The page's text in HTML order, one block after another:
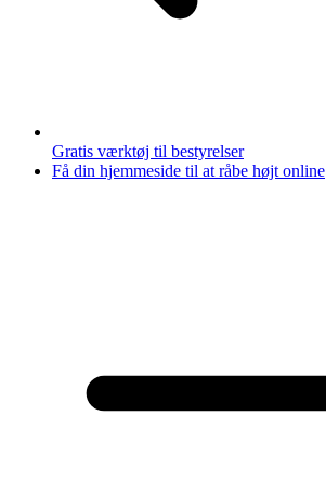
Gratis værktøj til bestyrelser
Få din hjemmeside til at råbe højt online